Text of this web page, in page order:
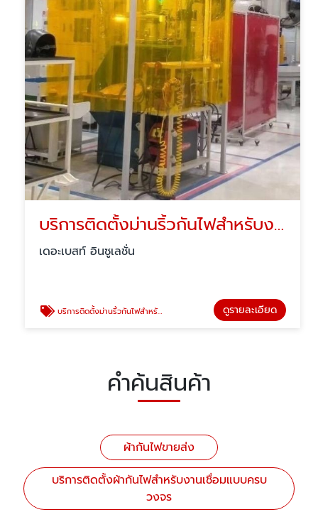
บริการติดตั้งม่านริ้วกันไฟสำหรับงานเชื่อม
เดอะเบสท์ อินซูเลชั่น
บริการติดตั้งม่านริ้วกันไฟสำหรับงานเชื่อม ดูรายละเอียด
คำค้นสินค้า
ผ้ากันไฟขายส่ง
บริการติดตั้งผ้ากันไฟสำหรับงานเชื่อมแบบครบ
วงจร